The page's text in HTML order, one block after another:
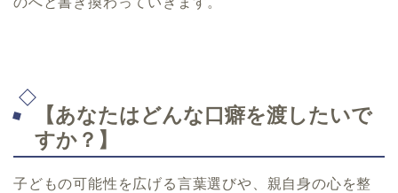
【あなたはどんな口癖を渡したいで
すか？】
子どもの可能性を広げる言葉選びや、親自身の心を整